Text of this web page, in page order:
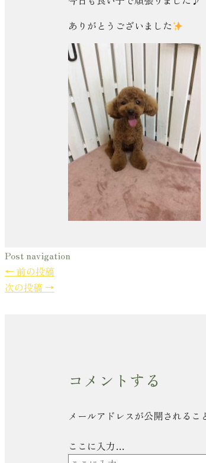
ありがとうございました
Post navigation
← 前の投稿
次の投稿 →
コメントする
メールアドレスが公開されるこ
ここに入力…